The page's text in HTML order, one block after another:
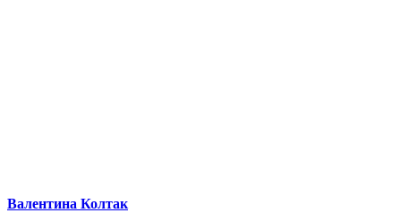
Валентина Колтак